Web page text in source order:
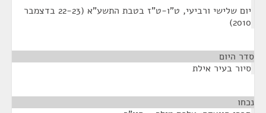
יום שלישי ורביעי, ט"ו-ט"ז בטבת התשע"א (22-23 בדצמבר
2010)
סדר היום
סיור בעיר אילת
נכחו